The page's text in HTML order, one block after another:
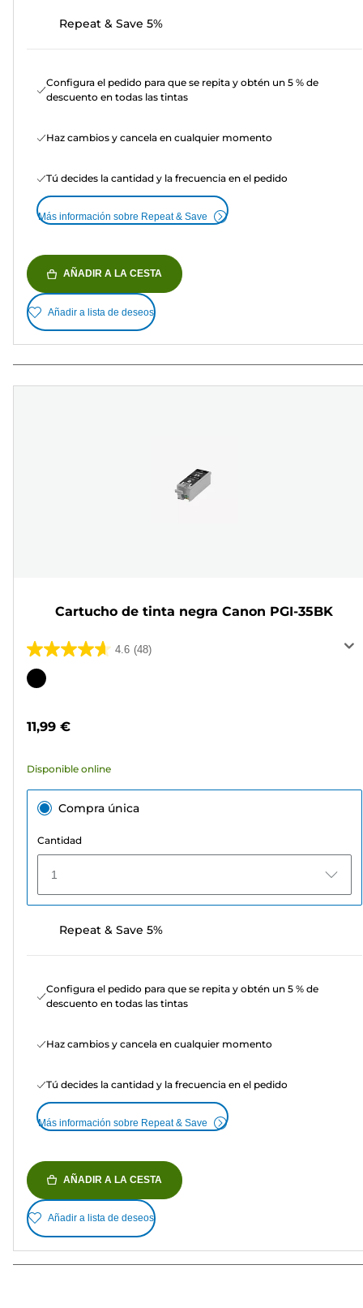
Repeat & Save 5%
Configura el pedido para que se repita y obtén un 5 % de
descuento en todas las tintas
Haz cambios y cancela en cualquier momento
Tú decides la cantidad y la frecuencia en el pedido
Más información sobre Repeat & Save
AÑADIR A LA CESTA
Añadir a lista de deseos
Cartucho de tinta negra Canon PGI-35BK
4.6 (48)
4.6
de
48
Cartucho
11,99 €
Disponible online
Compra única
Cantidad
1
Repeat & Save 5%
Configura el pedido para que se repita y obtén un 5 % de
descuento en todas las tintas
Haz cambios y cancela en cualquier momento
Tú decides la cantidad y la frecuencia en el pedido
Más información sobre Repeat & Save
AÑADIR A LA CESTA
Añadir a lista de deseos